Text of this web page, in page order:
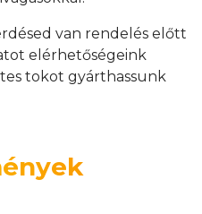
van rendelés előtt
elérhetőségeink
tokot gyárthassunk